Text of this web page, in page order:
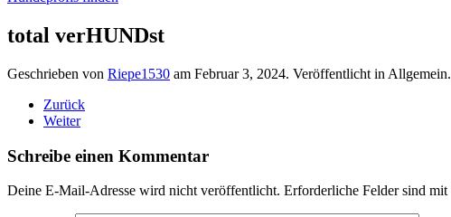
total verHUNDst
Geschrieben von Riepe1530 am Februar 3, 2024. Veröffentlicht in Allgemein.
Zurück
Weiter
Schreibe einen Kommentar
Deine E-Mail-Adresse wird nicht veröffentlicht. Erforderliche Felder sind mit